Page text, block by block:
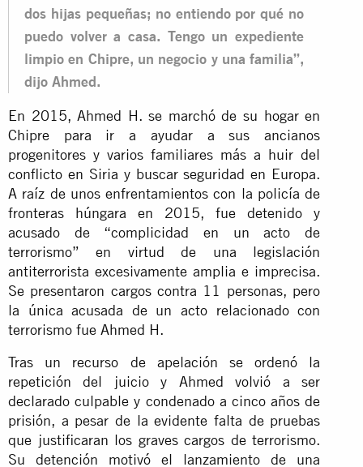
dos hijas pequeñas; no entiendo por qué no
puedo volver a casa. Tengo un expediente
limpio en Chipre, un negocio y una familia”,
dijo Ahmed.
En 2015, Ahmed H. se marchó de su hogar en
Chipre para ir a ayudar a sus ancianos
progenitores y varios familiares más a huir del
conflicto en Siria y buscar seguridad en Europa.
A raíz de unos enfrentamientos con la policía de
fronteras húngara en 2015, fue detenido y
acusado de “complicidad en un acto de
terrorismo” en virtud de una legislación
antiterrorista excesivamente amplia e imprecisa.
Se presentaron cargos contra 11 personas, pero
la única acusada de un acto relacionado con
terrorismo fue Ahmed H.
Tras un recurso de apelación se ordenó la
repetición del juicio y Ahmed volvió a ser
declarado culpable y condenado a cinco años de
prisión, a pesar de la evidente falta de pruebas
que justificaran los graves cargos de terrorismo.
Su detención motivó el lanzamiento de una